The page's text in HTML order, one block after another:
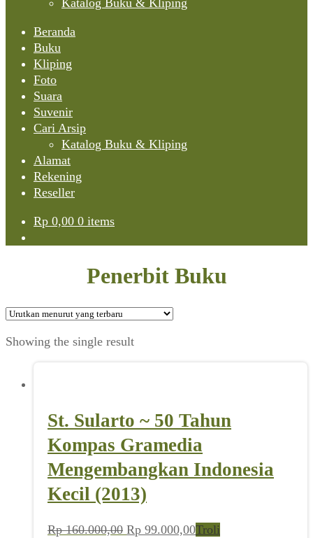
Katalog Buku & Kliping
Beranda
Buku
Kliping
Foto
Suara
Suvenir
Cari Arsip
Katalog Buku & Kliping
Alamat
Rekening
Reseller
Rp 0,00 0 items
Penerbit Buku
Showing the single result
St. Sularto ~ 50 Tahun
Kompas Gramedia
Mengembangkan Indonesia
Kecil (2013)
Rp160.000,00 Harga
Rp 99.000,00Harga
Troli